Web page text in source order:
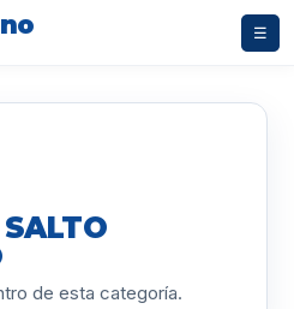
☰
de esta categoría.